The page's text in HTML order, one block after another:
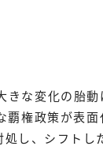
な変化の胎
覇権政策が表
し、シフトし